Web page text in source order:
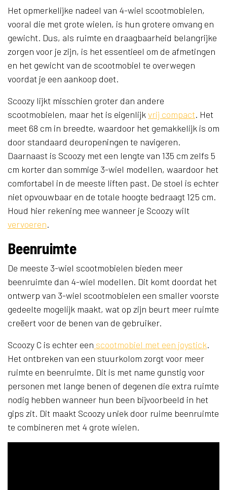
Het opmerkelijke nadeel van 4-wiel scootmobielen,
vooral die met grote wielen, is hun grotere omvang en
gewicht. Dus, als ruimte en draagbaarheid belangrijke
zorgen voor je zijn, is het essentieel om de afmetingen
en het gewicht van de scootmobiel te overwegen
voordat je een aankoop doet.
Scoozy lijkt misschien groter dan andere
scootmobielen, maar het is eigenlijkvrij compact. Het
meet 68 cm in breedte, waardoor het gemakkelijk is om
door standaard deuropeningen te navigeren.
Daarnaast is Scoozy met een lengte van 135 cm zelfs 5
cm korter dan sommige 3-wiel modellen, waardoor het
comfortabel in de meeste liften past. De stoel is echter
niet opvouwbaar en de totale hoogte bedraagt 125 cm.
Houd hier rekening mee wanneer je Scoozy wilt
vervoeren.
Beenruimte
De meeste 3-wiel scootmobielen bieden meer
beenruimte dan 4-wiel modellen. Dit komt doordat het
ontwerp van 3-wiel scootmobielen een smaller voorste
gedeelte mogelijk maakt, wat op zijn beurt meer ruimte
creëert voor de benen van de gebruiker.
Scoozy C is echter een scootmobiel met een joystick.
Het ontbreken van een stuurkolom zorgt voor meer
ruimte en beenruimte. Dit is met name gunstig voor
personen met lange benen of degenen die extra ruimte
nodig hebben wanneer hun been bijvoorbeeld in het
gips zit. Dit maakt Scoozy uniek door ruime beenruimte
te combineren met 4 grote wielen.